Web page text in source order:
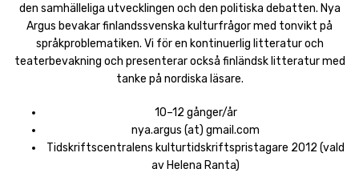
den samhälleliga utvecklingen och den politiska debatten. Nya
Argus bevakar finlandssvenska kulturfrågor med tonvikt på
språkproblematiken. Vi för en kontinuerlig litteratur och
teaterbevakning och presenterar också finländsk litteratur med
tanke på nordiska läsare.
10–12 gånger/år
nya.argus (at) gmail.com
Tidskriftscentralens kulturtidskriftspristagare 2012 (vald
av Helena Ranta)